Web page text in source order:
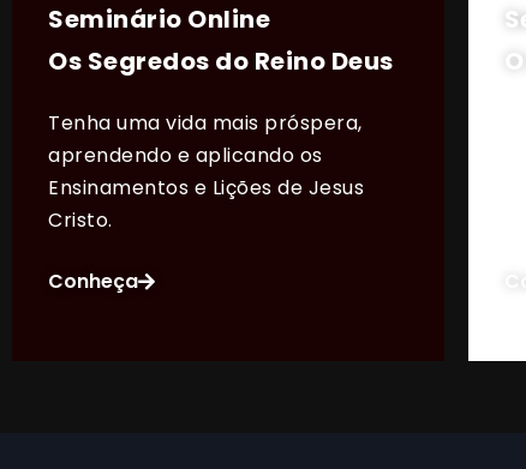
Seminário Online
Os Segredos do Reino Deus
Tenha uma vida mais próspera,
aprendendo e aplicando os
Ensinamentos e Lições de Jesus
Cristo.
Conheça